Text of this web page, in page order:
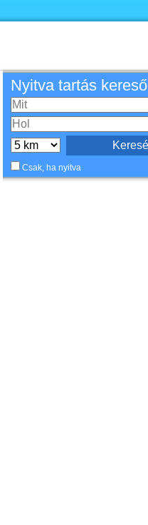
Nyitva tartás kereső
Csak, ha nyitva